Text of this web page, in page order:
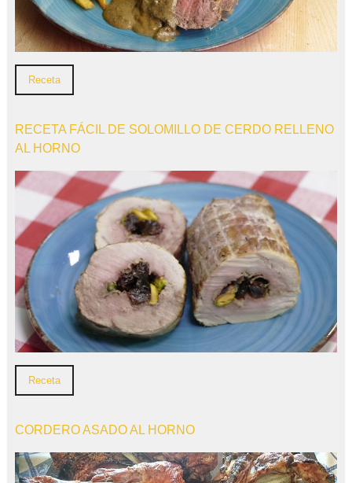
Receta
RECETA FÁCIL DE SOLOMILLO DE CERDO RELLENO
AL HORNO
Receta
CORDERO ASADO AL HORNO